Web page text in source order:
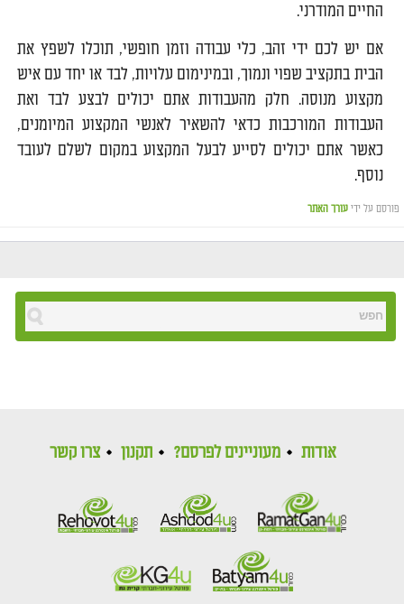
החיים המודרני.
אם יש לכם ידי זהב, כלי עבודה וזמן חופשי, תוכלו לשפץ את
הבית בתקציב שפוי ונמוך, ובמינימום עלויות, לבד או יחד עם איש
מקצוע מנוסה. חלק מהעבודות אתם יכולים לבצע לבד ואת
העבודות המורכבות כדאי להשאיר לאנשי המקצוע המיומנים,
כאשר אתם יכולים לסייע לבעל המקצוע במקום לשלם לעובד
נוסף.
פורסם על ידי עורך האתר
אודות מעוניינים לפרסם? תקנון צרו קשר